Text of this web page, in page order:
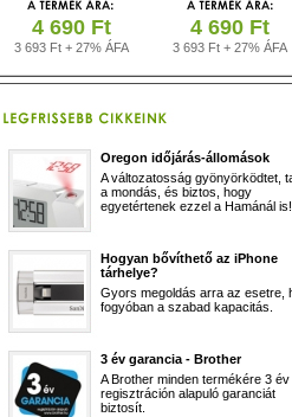
4 690 Ft
3 693 Ft + 27% ÁFA
4 690 Ft
3 693 Ft + 27% ÁFA
Oregon időjárás-állomások
A változatosság gyönyörködtet,
a mondás, és biztos, hogy
egyetértenek ezzel a Hamánál is!
Hogyan bővíthető az iPhone
tárhelye?
Gyors megoldás arra az esetre,
fogyóban a szabad kapacitás.
3 év garancia - Brother
A Brother minden termékére 3 év
regisztráción alapuló garanciát
biztosít.